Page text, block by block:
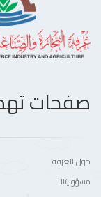
صفحات
حول الغرفة
مسؤوليتنا